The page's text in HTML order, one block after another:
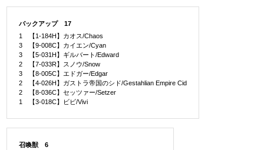
バックアップ 17
1 【1-184H】カオス/Chaos
3 【9-008C】カイエン/Cyan
3 【5-031H】ギルバート/Edward
2 【7-033R】スノウ/Snow
3 【8-005C】エドガー/Edgar
2 【4-026H】ガストラ帝国のシド/Gestahlian Empire Cid
2 【8-036C】セッツァー/Setzer
1 【3-018C】ビビ/Vivi
召喚獣 6